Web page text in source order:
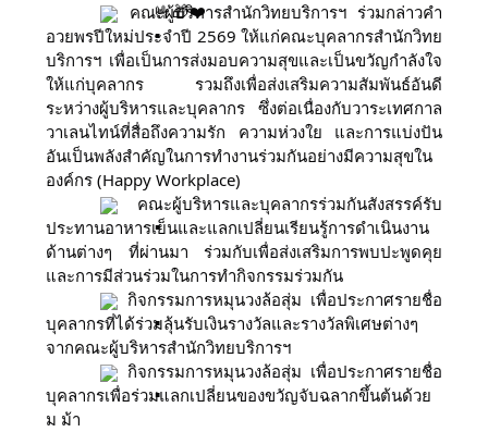
คณะผู้บริหารสำนักวิทยบริการฯ ร่วมกล่าวคำ
อวยพรปีใหม่ประจำปี 2569 ให้แก่คณะบุคลากรสำนักวิทย
บริการฯ เพื่อเป็นการส่งมอบความสุขและเป็นขวัญกำลังใจ
ให้แก่บุคลากร รวมถึงเพื่อส่งเสริมความสัมพันธ์อันดี
ระหว่างผู้บริหารและบุคลากร ซึ่งต่อเนื่องกับวาระเทศกาล
วาเลนไทน์ที่สื่อถึงความรัก ความห่วงใย และการแบ่งปัน
อันเป็นพลังสำคัญในการทำงานร่วมกันอย่างมีความสุขใน
องค์กร (Happy Workplace)
คณะผู้บริหารและบุคลากรร่วมกันสังสรรค์รับ
ประทานอาหารเย็นและแลกเปลี่ยนเรียนรู้การดำเนินงาน
ด้านต่างๆ ที่ผ่านมา ร่วมกับเพื่อส่งเสริมการพบปะพูดคุย
และการมีส่วนร่วมในการทำกิจกรรมร่วมกัน
กิจกรรมการหมุนวงล้อสุ่ม เพื่อประกาศรายชื่อ
บุคลากรที่ได้ร่วมลุ้นรับเงินรางวัลและรางวัลพิเศษต่างๆ
จากคณะผู้บริหารสำนักวิทยบริการฯ
กิจกรรมการหมุนวงล้อสุ่ม เพื่อประกาศรายชื่อ
บุคลากรเพื่อร่วมแลกเปลี่ยนของขวัญจับฉลากขึ้นต้นด้วย
ม ม้า